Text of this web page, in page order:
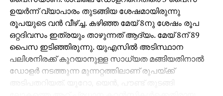
ഉയര്‍ന്ന് വ്യാപാരം തുടങ്ങിയ ശേഷമായിരുന്നു
രൂപയുടെ വന്‍ വീഴ്ച്ച. കഴിഞ്ഞ മേയ് 8നു ശേഷം രൂപ
ഒറ്റദിവസം ഇത്രയും താഴുന്നത് ആദ്യം. മേയ് 8ന് 89
പൈസ ഇടിഞ്ഞിരുന്നു. യുഎസില്‍ അടിസ്ഥാന
പലിശനിരക്ക് കുറയാനുള്ള സാധ്യത മങ്ങിയതിനാല്‍
ഡോളര്‍ നടത്തുന്ന മുന്നറ്റത്തിലാണ് രൂപയ്ക്ക്